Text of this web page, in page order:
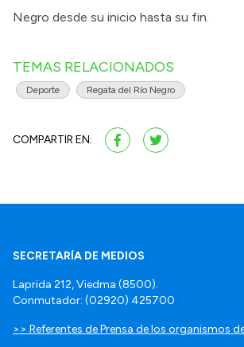
Negro desde su inicio hasta su fin.
TEMAS RELACIONADOS
Deporte Regata del Río Negro
COMPARTIR EN:
SECRETARÍA DE MEDIOS
Laprida 212, Viedma (8500).
Conmutador: (02920) 425700
>> Referentes de Prensa de los organismos